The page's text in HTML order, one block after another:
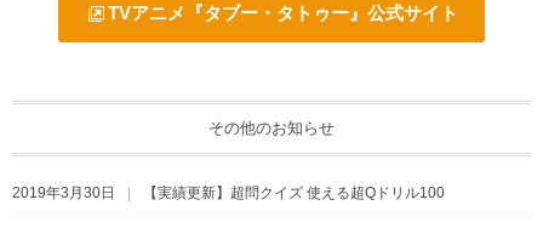
TVアニメ『タブー・タトゥー』公式サイト
その他のお知らせ
2019年3月30日 【実績更新】超問クイズ 使える超Qドリル100